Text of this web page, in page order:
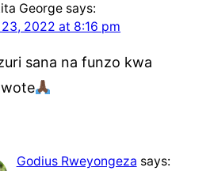
George says:
2022 at 8:16 pm
sana na funzo kwa
Godius Rweyongeza says: